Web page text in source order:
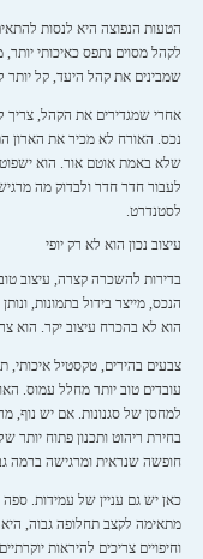
הטעות הנפוצה היא לנסות
לקהל מסוים נתפס כאיכותי
שמבינים את קהל היעד, קל יותר
אחרי שמגדירים את הקהל, צריך
נכס. האורח לא מכיר את הארון
שלא באמת אוטם אור. הוא ישפוט
לעבור חדר חדר ולבדוק מה
לסטנדרט.
עיצוב נכון הוא לא רק יופי
בדירות להשכרה קצרה, עיצוב
הנכס, מייצר בידול בתמונות,
הוא לא בהכרח עיצוב יקר. הוא
צבעים בהירים, טקסטיל איכותי,
עובדים טוב יותר מחלל עמוס.
למחסן של סגנונות. אם יש נוף,
בחירת ריהוט ותכנון פתוח
חופשה שנראית ומרגישה ברמה
כאן יש גם עניין של עמידות.
מתאימה לקצב תחלופה גבוה,
וחיפויים צריכים להיראות